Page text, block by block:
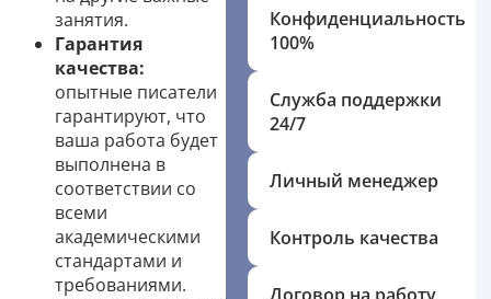
занятия.
Гарантия
качества:
опытные писатели
гарантируют, что
ваша работа будет
выполнена в
соответствии со
всеми
академическими
стандартами и
требованиями.
Конфиденциальность
100%
Служба поддержки
24/7
Личный менеджер
Контроль качества